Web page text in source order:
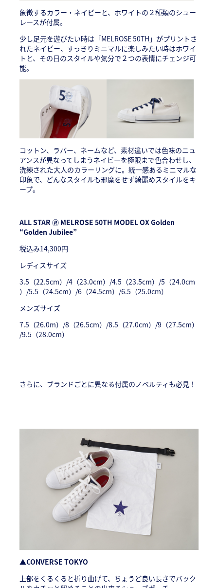
象徴するカラー・ネイビーと、ホワイトの２種類のシュー
レースが付属。
少し足元を遊びたい時は「MELROSE 50TH」がプリントさ
れたネイビー、すっきりミニマルに楽しみたい時はホワイ
トと、その日のスタイルや気分で２つの表情にチェンジ可
能。
コットン、ラバー、ネームなど、素材違いでは色味のニュ
アンスが異なってしまうネイビーを極限まで色合わせし、
洗練された大人のカラーリングに。統一感あるミニマルな
印象で、どんなスタイルも邪魔をせず綺麗めスタイルをキ
ープ。
ALL STAR 🄬 MELROSE 50TH MODEL OX Golden
“Golden Jubilee”
税込み14,300円
レディスサイズ
3.5（22.5cm）/4（23.0cm）/4.5（23.5cm）/5（24.0cm
）/5.5（24.5cm）/6（24.5cm）/6.5（25.0cm）
メンズサイズ
7.5（26.0m）/8（26.5cm）/8.5（27.0cm）/9（27.5cm）
/9.5（28.0cm）
さらに、ブランドごとに異なる付属のノベルティも必見！
▲CONVERSE TOKYO
上部をくるくると折り曲げて、ちょうど良い長さでバック